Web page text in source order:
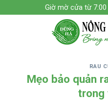
to
Giờ mờ cửa từ 7:00
RAU
Mẹo bảo quản
trong